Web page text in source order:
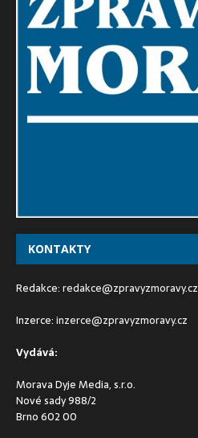
KONTAKTY
Redakce:redakce@zpravyzmoravy.cz
Inzerce:inzerce@zpravyzmoravy.cz
Vydává:
Morava Dyje Media, s.r.o.
Nové sady 988/2
Brno 602 00